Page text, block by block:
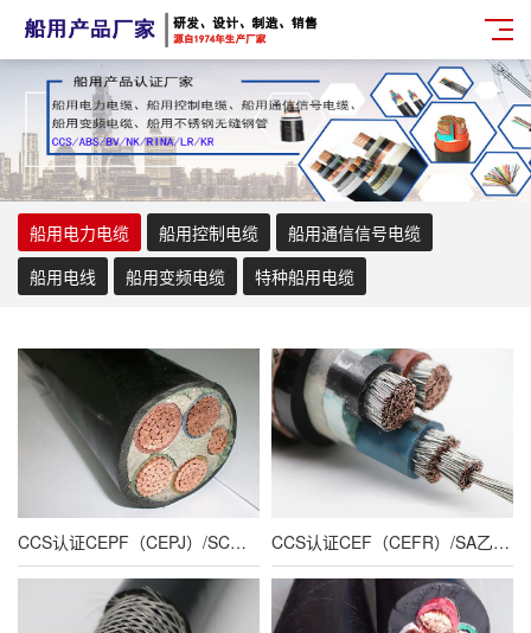
船用电力电缆 船用控制电缆
船用通信信号电缆
船用电线
船用变频电缆 特种船用电缆
CCS认证CEPF（CEPJ）/SC乙丙橡胶绝缘低烟无卤聚烯烃护套环保船用电力电缆 CCS认证CEF（CEFR）/SA乙丙橡胶绝缘氯丁护套船用电力电缆